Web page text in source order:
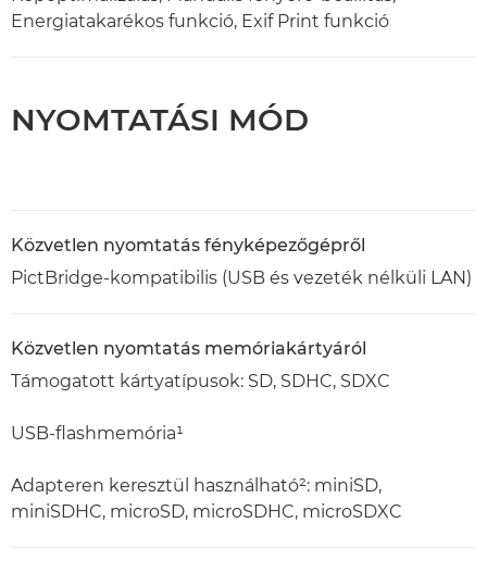
Energiatakarékos funkció, Exif Print funkció
NYOMTATÁSI MÓD
Közvetlen nyomtatás fényképezőgépről
PictBridge-kompatibilis (USB és vezeték nélküli LAN)
Közvetlen nyomtatás memóriakártyáról
Támogatott kártyatípusok: SD, SDHC, SDXC
USB-flashmemória¹
Adapteren keresztül használható²: miniSD,
miniSDHC, microSD, microSDHC, microSDXC